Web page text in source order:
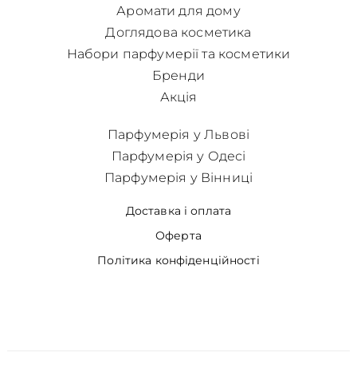
Аромати для дому
Доглядова косметика
Набори парфумерії та косметики
Бренди
Акція
Доставка і оплата
Оферта
Політика конфіденційності
Парфумерія у Львові
Парфумерія у Одесі
Парфумерія у Вінниці